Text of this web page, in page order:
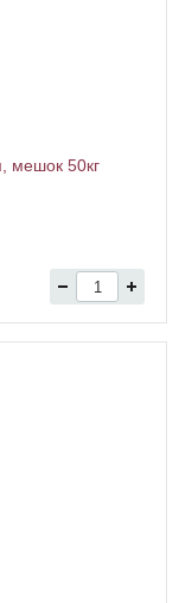
мешок 50кг